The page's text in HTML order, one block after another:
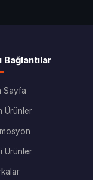
Bağlantılar
Sayfa
Ürünler
Ürünler